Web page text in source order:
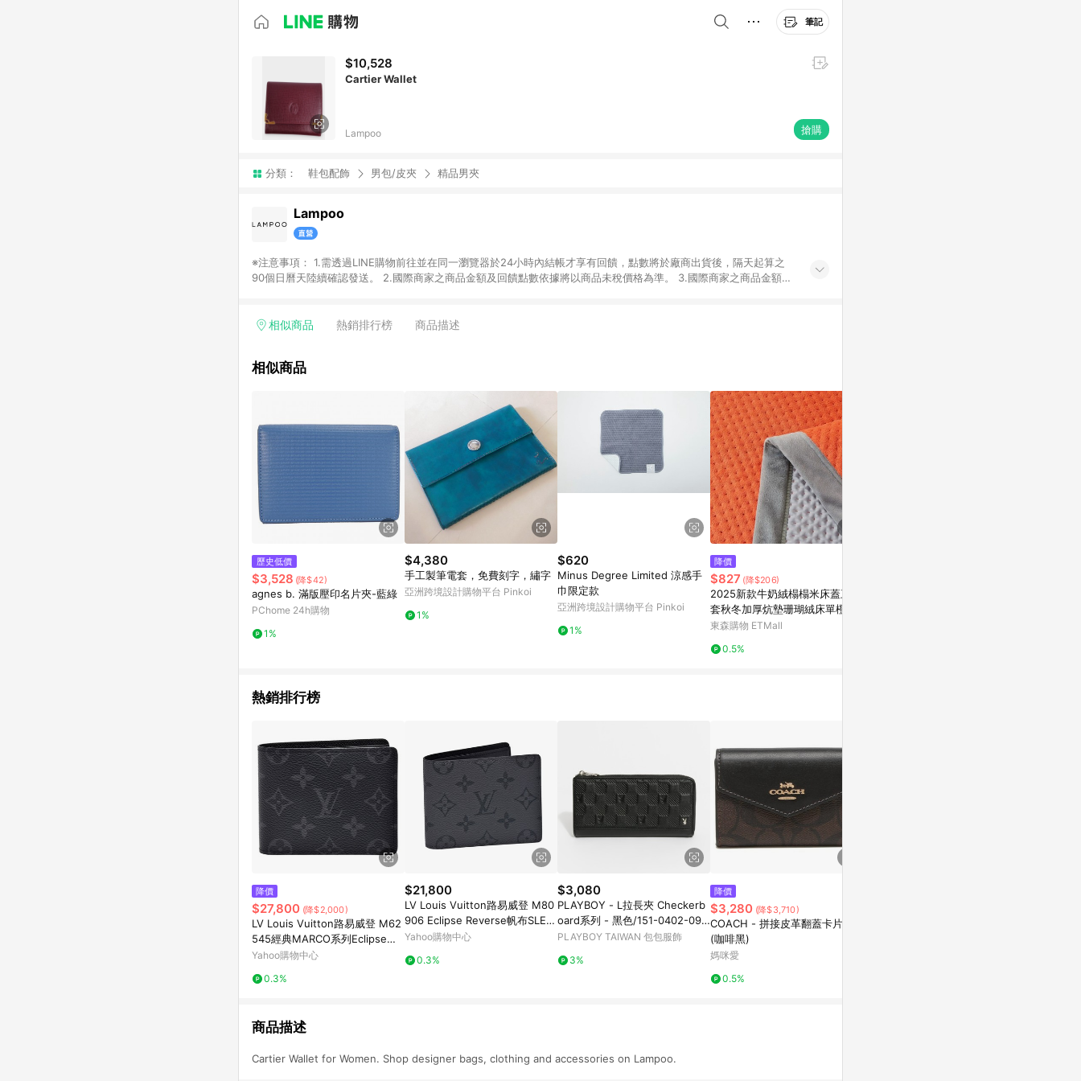
筆記
$10,528
Cartier Wallet
Lampoo 搶購
分類： 鞋包配飾 男包/皮夾 精品男夾
Lampoo
※注意事項： 1.需透過LINE購物前往並在同一瀏覽器於24小時內結帳才享有回饋，點數將於廠商出貨後，隔天起算之
90個日曆天陸續確認發送。 2.國際商家之商品金額及回饋點數依據將以商品未稅價格為準。 3.國際商家之商品金額可
相似商品 熱銷排行榜 商品描述
相似商品
歷史低價
$3,528 (降$42)
agnes b. 滿版壓印名片夾-藍綠
PChome 24h購物
1%
$4,380
手工製筆電套，免費刻字，繡字
亞洲跨境設計購物平台 Pinkoi
1%
$620
Minus Degree Limited 涼感手
巾限定款
亞洲跨境設計購物平台 Pinkoi
1%
降價
$827 (降$206)
2025新款牛奶絨榻榻米床蓋三件
套秋冬加厚炕墊珊瑚絨床單橙色
蓋毯
東森購物 ETMall
0.5%
熱銷排行榜
降價
$27,800 (降$2,000)
LV Louis Vuitton路易威登 M62
545經典MARCO系列Eclipse帆
布印花摺疊短夾
Yahoo購物中心
0.3%
$21,800
LV Louis Vuitton路易威登 M80
906 Eclipse Reverse帆布SLEN
DER摺疊短夾(黑)
Yahoo購物中心
0.3%
$3,080
PLAYBOY - L拉長夾 Checkerb
oard系列 - 黑色/151-0402-09-
3
PLAYBOY TAIWAN 包包服飾
3%
降價
$3,280 (降$3,710)
COACH - 拼接皮革翻蓋卡片夾
(咖啡黑)
媽咪愛
0.5%
商品描述
Cartier Wallet for Women. Shop designer bags, clothing and accessories on Lampoo.